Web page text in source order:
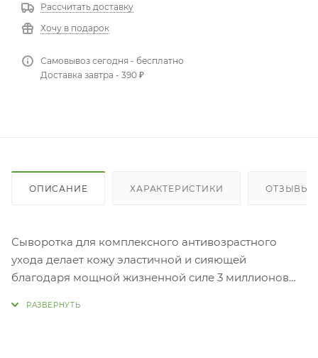
Рассчитать доставку
Хочу в подарок
Самовывоз сегодня - бесплатно
Доставка завтра - 390 ₽
ОПИСАНИЕ ХАРАКТЕРИСТИКИ ОТЗЫВЫ
Сыворотка для комплексного антивозрастного
ухода делает кожу эластичной и сияющей
благодаря мощной жизненной силе 3 миллионов